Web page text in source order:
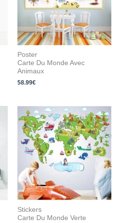
Poster
Carte Du Monde Avec
Animaux
58.99€
Stickers
Carte Du Monde Verte